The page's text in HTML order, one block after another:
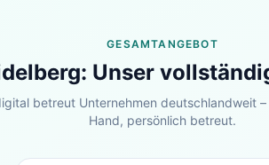
GESAMTANGEBOT
: Unser
betreut Unternehmen deutschlandweit
Hand, persönlich betreut.